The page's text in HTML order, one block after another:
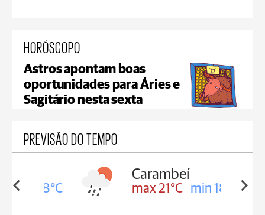
HORÓSCOPO
Astros apontam boas
oportunidades para Áries e
Sagitário nesta sexta
PREVISÃO DO TEMPO
18°C
Carambeí
max 21°C min 18°C